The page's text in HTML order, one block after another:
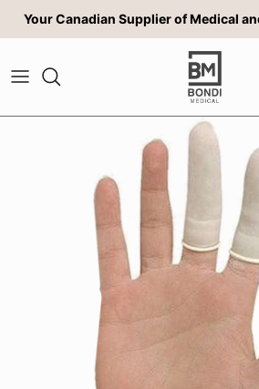
Aller au contenu
Your Canadian Supplier of Medical
Passer aux informations produits